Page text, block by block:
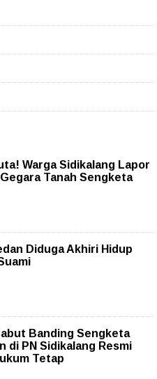
Warga Sidikalang Lapor
Tanah Sengketa
Diduga Akhiri Hidup
Banding Sengketa
di PN Sidikalang Resmi
Tetap